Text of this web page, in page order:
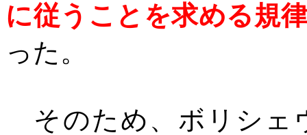
に従うことを求める規
った。
そのため、ボリシェ